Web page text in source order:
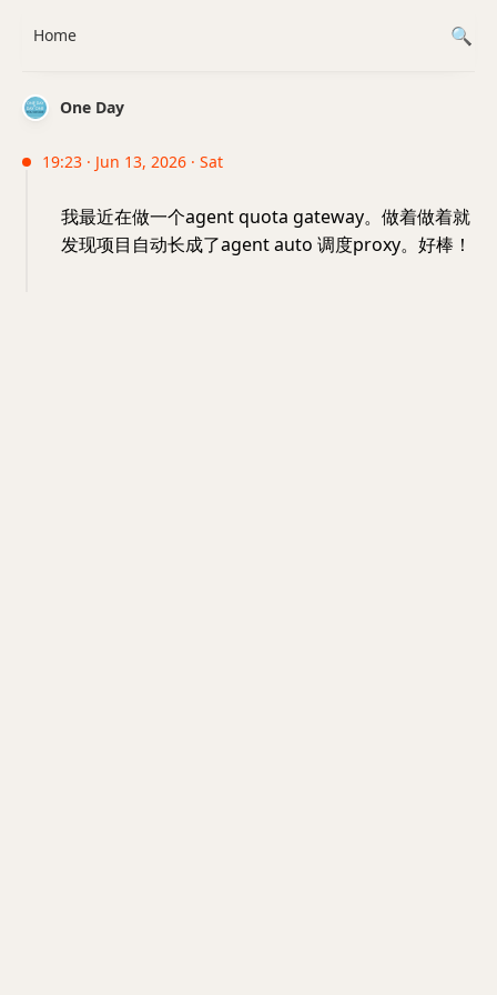
One Day
19:23 · Jun 13, 2026 · Sat
我最近在做一个agent quota gateway。做着做着就
发现项目自动长成了agent auto 调度proxy。好棒！
Home